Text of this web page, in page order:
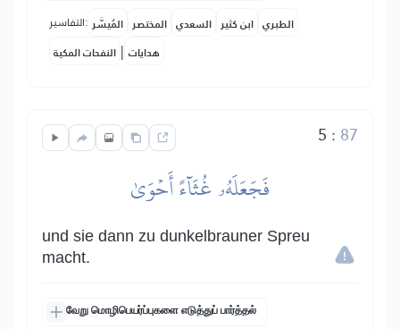
التفاسير: المُيسَّر المختصر السعدي ابن كثير الطبري
النفحات المكية | هدايات
5 : 87
فَجَعَلَهُۥ غُثَآءً أَحۡوَىٰ
und sie dann zu dunkelbrauner Spreu
macht.
வேறு மொழிபெயர்ப்புகளை எடுத்துப் பார்த்தல்